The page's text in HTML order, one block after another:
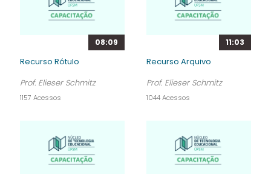
08:09
Recurso Rótulo
Prof. Elieser Schmitz
1157 Acessos
11:03
Recurso Arquivo
Prof. Elieser Schmitz
1044 Acessos